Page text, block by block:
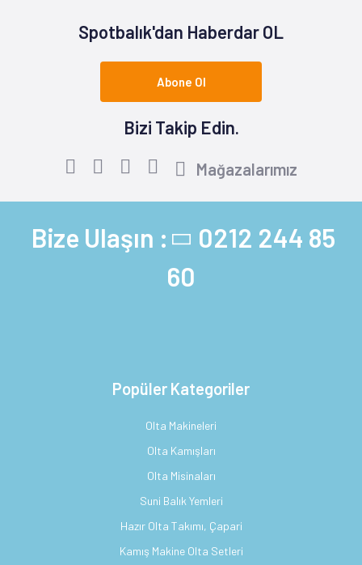
Spotbalık'dan Haberdar OL
Abone Ol
Bizi Takip Edin.
Mağazalarımız
Bize Ulaşın : 0212 244 85
60
Popüler Kategoriler
Olta Makineleri
Olta Kamışları
Olta Misinaları
Suni Balık Yemleri
Hazır Olta Takımı, Çapari
Kamış Makine Olta Setleri